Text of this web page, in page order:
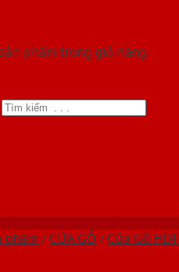
phẩm trong giỏ hàng.
phẩm /CỬA GỖ /Cửa Gỗ HDF